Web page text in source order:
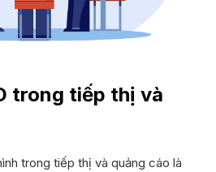
trong tiếp thị và
trong tiếp thị và quảng cáo là